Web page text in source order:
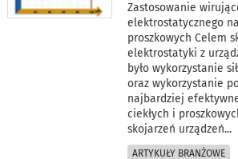
Zastosowanie
elektrostatycznego
proszkowych Celem
elektrostatyki z
było wykorzystanie
oraz wykorzystanie
najbardziej
ciekłych i
skojarzeń urządzeń...
ARTYKUŁY BRANŻOWE